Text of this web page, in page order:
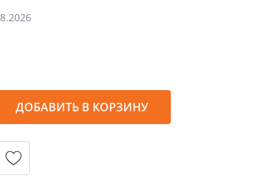
ДОБАВИТЬ В КОРЗИНУ